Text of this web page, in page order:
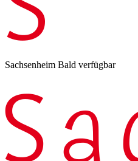
Sachsenheim Bald verfügbar